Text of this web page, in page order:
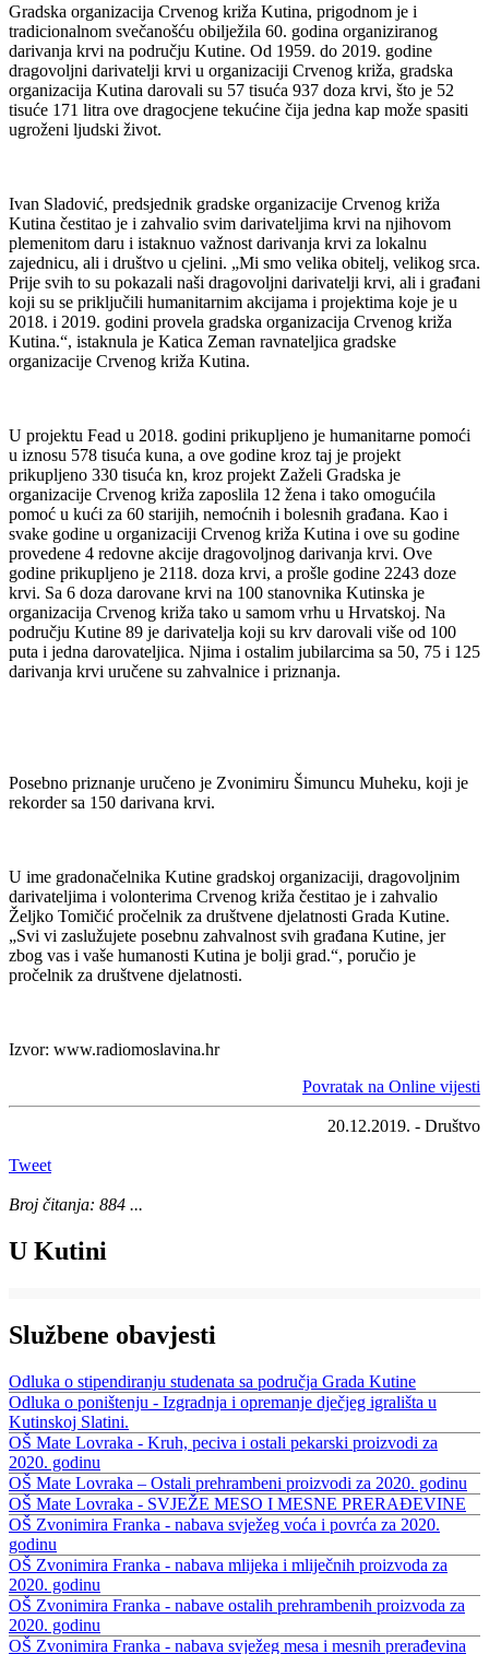
Gradska organizacija Crvenog križa Kutina, prigodnom je i
tradicionalnom svečanošću obilježila 60. godina organiziranog
darivanja krvi na području Kutine. Od 1959. do 2019. godine
dragovoljni darivatelji krvi u organizaciji Crvenog križa, gradska
organizacija Kutina darovali su 57 tisuća 937 doza krvi, što je 52
tisuće 171 litra ove dragocjene tekućine čija jedna kap može spasiti
ugroženi ljudski život.
Ivan Sladović, predsjednik gradske organizacije Crvenog križa
Kutina čestitao je i zahvalio svim darivateljima krvi na njihovom
plemenitom daru i istaknuo važnost darivanja krvi za lokalnu
zajednicu, ali i društvo u cjelini. „Mi smo velika obitelj, velikog srca.
Prije svih to su pokazali naši dragovoljni darivatelji krvi, ali i građani
koji su se priključili humanitarnim akcijama i projektima koje je u
2018. i 2019. godini provela gradska organizacija Crvenog križa
Kutina.“, istaknula je Katica Zeman ravnateljica gradske
organizacije Crvenog križa Kutina.
U projektu Fead u 2018. godini prikupljeno je humanitarne pomoći
u iznosu 578 tisuća kuna, a ove godine kroz taj je projekt
prikupljeno 330 tisuća kn, kroz projekt Zaželi Gradska je
organizacije Crvenog križa zaposlila 12 žena i tako omogućila
pomoć u kući za 60 starijih, nemoćnih i bolesnih građana. Kao i
svake godine u organizaciji Crvenog križa Kutina i ove su godine
provedene 4 redovne akcije dragovoljnog darivanja krvi. Ove
godine prikupljeno je 2118. doza krvi, a prošle godine 2243 doze
krvi. Sa 6 doza darovane krvi na 100 stanovnika Kutinska je
organizacija Crvenog križa tako u samom vrhu u Hrvatskoj. Na
području Kutine 89 je darivatelja koji su krv darovali više od 100
puta i jedna darovateljica. Njima i ostalim jubilarcima sa 50, 75 i 125
darivanja krvi uručene su zahvalnice i priznanja.
Posebno priznanje uručeno je Zvonimiru Šimuncu Muheku, koji je
rekorder sa 150 darivana krvi.
U ime gradonačelnika Kutine gradskoj organizaciji, dragovoljnim
darivateljima i volonterima Crvenog križa čestitao je i zahvalio
Željko Tomičić pročelnik za društvene djelatnosti Grada Kutine.
„Svi vi zaslužujete posebnu zahvalnost svih građana Kutine, jer
zbog vas i vaše humanosti Kutina je bolji grad.“, poručio je
pročelnik za društvene djelatnosti.
Izvor: www.radiomoslavina.hr
Povratak na Online vijesti
20.12.2019. - Društvo
Tweet
Broj čitanja: 884 ...
U Kutini
Službene obavjesti
Odluka o stipendiranju studenata sa područja Grada Kutine
Odluka o poništenju - Izgradnja i opremanje dječjeg igrališta u
Kutinskoj Slatini.
OŠ Mate Lovraka - Kruh, peciva i ostali pekarski proizvodi za
2020. godinu
OŠ Mate Lovraka – Ostali prehrambeni proizvodi za 2020. godinu
OŠ Mate Lovraka - SVJEŽE MESO I MESNE PRERAĐEVINE
OŠ Zvonimira Franka - nabava svježeg voća i povrća za 2020.
godinu
OŠ Zvonimira Franka - nabava mlijeka i mliječnih proizvoda za
2020. godinu
OŠ Zvonimira Franka - nabave ostalih prehrambenih proizvoda za
2020. godinu
OŠ Zvonimira Franka - nabava svježeg mesa i mesnih prerađevina